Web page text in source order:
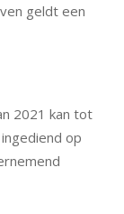
geldt een
2021 kan tot
op